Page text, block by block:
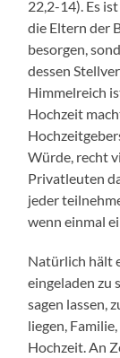
22,2-14). Es
die Eltern der
besorgen,
dessen
Himmelreich
Hochzeit
Würde, recht
Privatleuten
jeder
wenn einmal
Natürlich hält
eingeladen zu
sagen lassen,
liegen,
Hochzeit. An